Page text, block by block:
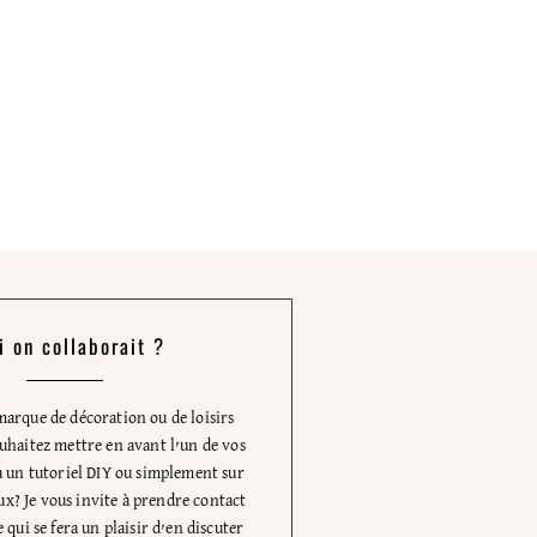
on collaborait ?
de décoration ou de loisirs
mettre en avant l’un de vos
tutoriel DIY ou simplement sur
Je vous invite à prendre contact
qui se fera un plaisir d’en discuter